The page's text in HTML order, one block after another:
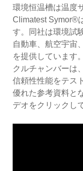
環境恒温槽は温度
Climatest Symor®
す。同社は環境試
自動車、航空宇宙
を提供しています
クルチャンバーは
信頼性性能をテス
優れた参考資料と
デオをクリックし